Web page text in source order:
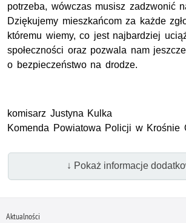
potrzeba, wówczas musisz zadzwonić
Dziękujemy mieszkańcom za każde
któremu wiemy, co jest najbardziej
społeczności oraz pozwala nam
o bezpieczeństwo na drodze.
komisarz Justyna Kulka
Komenda Powiatowa Policji w Krośnie
↓ Pokaż informacje
Aktualności